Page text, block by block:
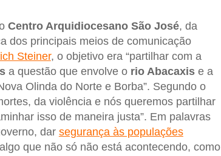
Centro Arquidiocesano São José, da
dos principais meios de comunicação
Steiner, o objetivo era “partilhar com a
a questão que envolve o rio Abacaxise a
Olinda do Norte e Borba”. Segundo o
da violência e nós queremos partilhar
isso de maneira justa”. Em palavras
dar segurança às populações
que não só não está acontecendo, como